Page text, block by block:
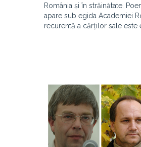
România și în străinătate.
apare sub egida Academiei
recurentă a cărților sale este